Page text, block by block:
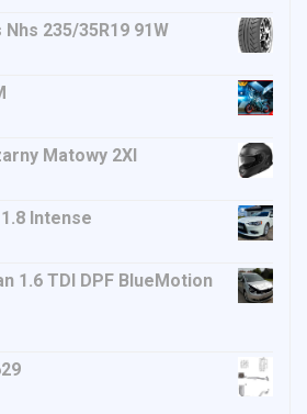
235/35R19 91W
Matowy 2Xl
Intense
1.6 TDI DPF BlueMotion